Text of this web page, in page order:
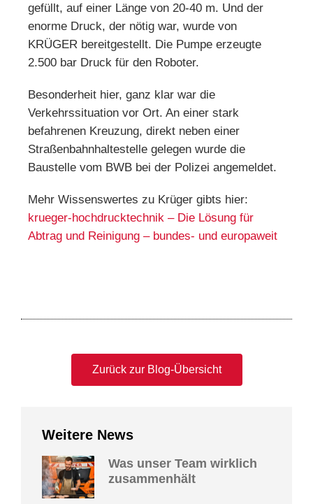
gefüllt, auf einer Länge von 20-40 m. Und der
enorme Druck, der nötig war, wurde von
KRÜGER bereitgestellt. Die Pumpe erzeugte
2.500 bar Druck für den Roboter.
Besonderheit hier, ganz klar war die
Verkehrssituation vor Ort. An einer stark
befahrenen Kreuzung, direkt neben einer
Straßenbahnhaltestelle gelegen wurde die
Baustelle vom BWB bei der Polizei angemeldet.
Mehr Wissenswertes zu Krüger gibts hier:
krueger-hochdrucktechnik – Die Lösung für
Abtrag und Reinigung – bundes- und europaweit
Zurück zur Blog-Übersicht
Weitere News
Was unser Team wirklich
zusammenhält